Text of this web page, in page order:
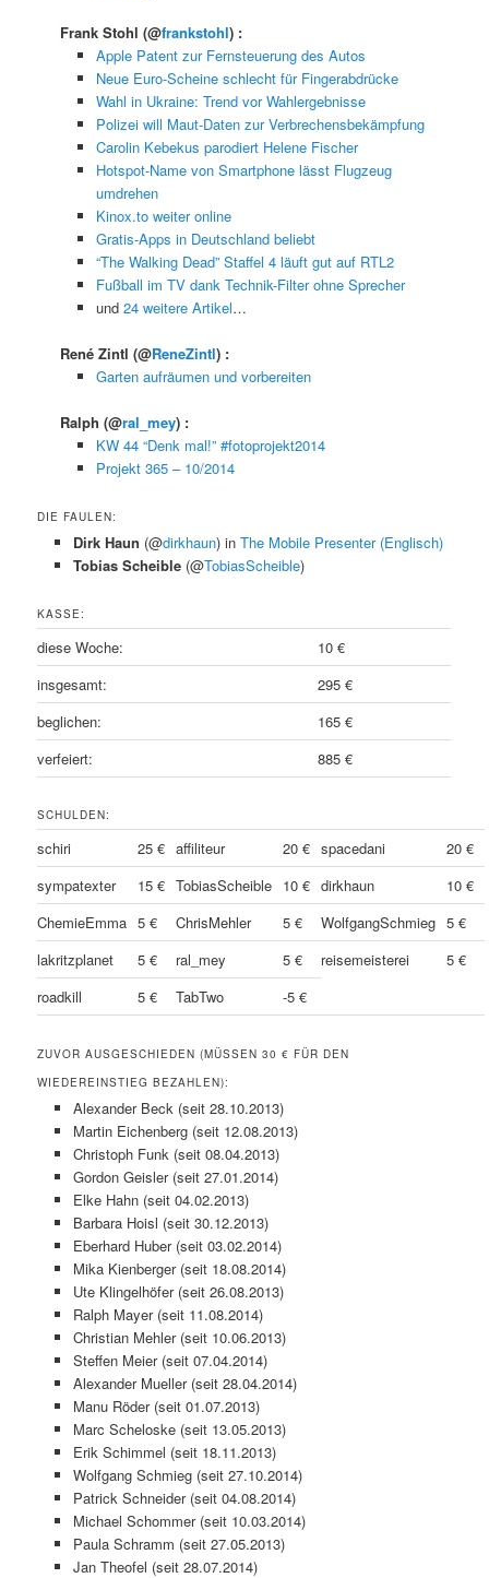
Frank Stohl(@frankstohl) :
Apple Patent zur Fernsteuerung des Autos
Neue Euro-Scheine schlecht für Fingerabdrücke
Wahl in Ukraine: Trend vor Wahlergebnisse
Polizei will Maut-Daten zur Verbrechensbekämpfung
Carolin Kebekus parodiert Helene Fischer
Hotspot-Name von Smartphone lässt Flugzeug
umdrehen
Kinox.to weiter online
Gratis-Apps in Deutschland beliebt
“The Walking Dead” Staffel 4 läuft gut auf RTL2
Fußball im TV dank Technik-Filter ohne Sprecher
und 24 weitere Artikel…
René Zintl(@ReneZintl) :
Garten aufräumen und vorbereiten
Ralph(@ral_mey) :
KW 44 “Denk mal!” #fotoprojekt2014
Projekt 365 – 10/2014
DIE FAULEN:
Dirk Haun (@dirkhaun) in The Mobile Presenter (Englisch)
Tobias Scheible (@TobiasScheible)
KASSE:
diese Woche:
10 €
insgesamt:
295 €
beglichen:
165 €
verfeiert:
885 €
SCHULDEN:
schiri 25 € affiliteur 20 € spacedani
20 €
sympatexter
15 € TobiasScheible 10 € dirkhaun
10 €
ChemieEmma 5 € ChrisMehler 5 € WolfgangSchmieg 5 €
lakritzplanet
5 € ral_mey 5 € reisemeisterei
5 €
roadkill
5 € TabTwo -5 €
ZUVOR AUSGESCHIEDEN (MÜSSEN 30 € FÜR DEN
WIEDEREINSTIEG BEZAHLEN):
Alexander Beck (seit 28.10.2013)
Martin Eichenberg (seit 12.08.2013)
Christoph Funk (seit 08.04.2013)
Gordon Geisler (seit 27.01.2014)
Elke Hahn (seit 04.02.2013)
Barbara Hoisl (seit 30.12.2013)
Eberhard Huber (seit 03.02.2014)
Mika Kienberger (seit 18.08.2014)
Ute Klingelhöfer (seit 26.08.2013)
Ralph Mayer (seit 11.08.2014)
Christian Mehler (seit 10.06.2013)
Steffen Meier (seit 07.04.2014)
Alexander Mueller (seit 28.04.2014)
Manu Röder (seit 01.07.2013)
Marc Scheloske (seit 13.05.2013)
Erik Schimmel (seit 18.11.2013)
Wolfgang Schmieg (seit 27.10.2014)
Patrick Schneider (seit 04.08.2014)
Michael Schommer (seit 10.03.2014)
Paula Schramm (seit 27.05.2013)
Jan Theofel (seit 28.07.2014)